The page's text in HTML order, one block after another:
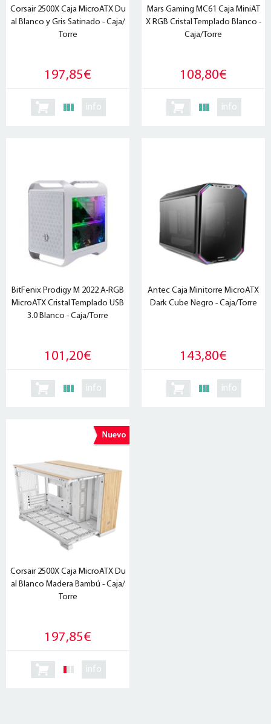
Corsair 2500X Caja MicroATX Du
al Blanco y Gris Satinado - Caja/
Torre
197,85€
info
Mars Gaming MC61 Caja MiniAT
X RGB Cristal Templado Blanco -
Caja/Torre
108,80€
info
BitFenix Prodigy M 2022 A-RGB
MicroATX Cristal Templado USB
3.0 Blanco - Caja/Torre
101,20€
info
Antec Caja Minitorre MicroATX
Dark Cube Negro - Caja/Torre
143,80€
info
Corsair 2500X Caja MicroATX Du
al Blanco Madera Bambú - Caja/
Torre
197,85€
info